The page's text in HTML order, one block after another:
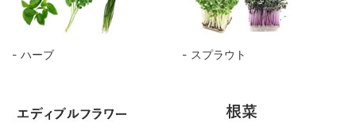
ハーブ スプラウト